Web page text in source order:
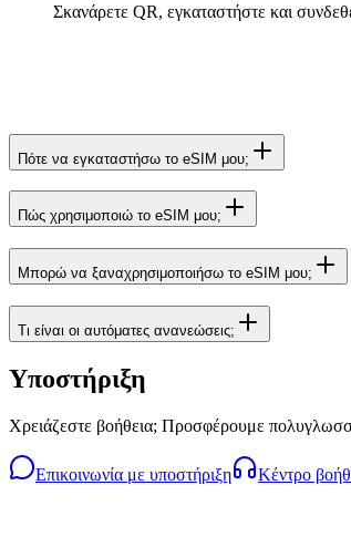
Σκανάρετε QR, εγκαταστήστε και
Πότε να εγκαταστήσω το eSIM μου;
Πώς χρησιμοποιώ το eSIM μου;
Μπορώ να ξαναχρησιμοποιήσω το eSIM μου;
Τι είναι οι αυτόματες ανανεώσεις;
Υποστήριξη
Χρειάζεστε βοήθεια; Προσφέρουμε
Επικοινωνία με υποστήριξη Κέντρο